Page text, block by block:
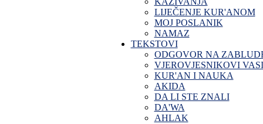
LIJEČENJE KUR'ANOM
MOJ POSLANIK
NAMAZ
TEKSTOVI
ODGOVOR NA
VJEROVJESNIKOVI
KUR'AN I NAUKA
AKIDA
DA LI STE ZNALI
DA'WA
AHLAK